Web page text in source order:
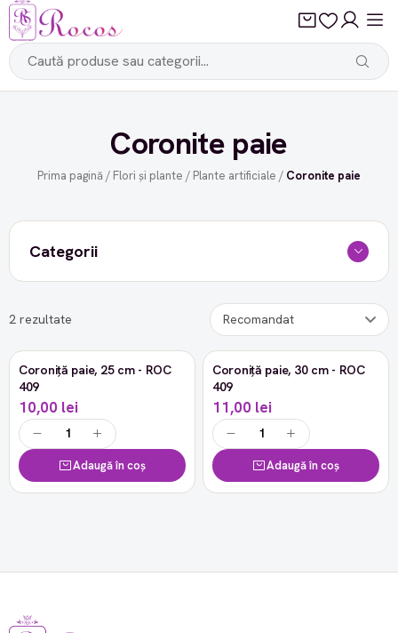
Coronite paie
Prima pagină / Flori și plante / Plante artificiale / Coronite paie
Categorii
2 rezultate
Coroniță paie, 25 cm - ROC
409
10,00 lei
Adaugă în coș
Coroniță paie, 30 cm - ROC
409
11,00 lei
Adaugă în coș